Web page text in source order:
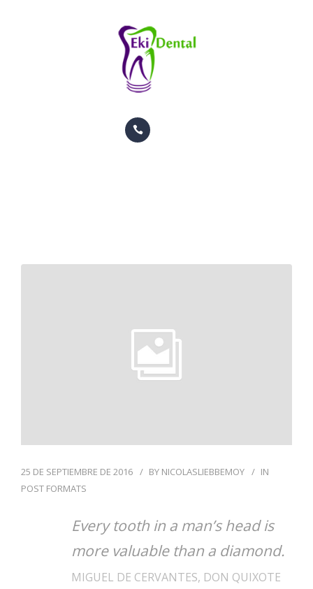
25 DE SEPTIEMBRE DE 2016 BY NICOLASLIEBBEMOY
IN
POST FORMATS
Every tooth in a man’s head is
more valuable than a diamond.
MIGUEL DE CERVANTES, DON QUIXOTE